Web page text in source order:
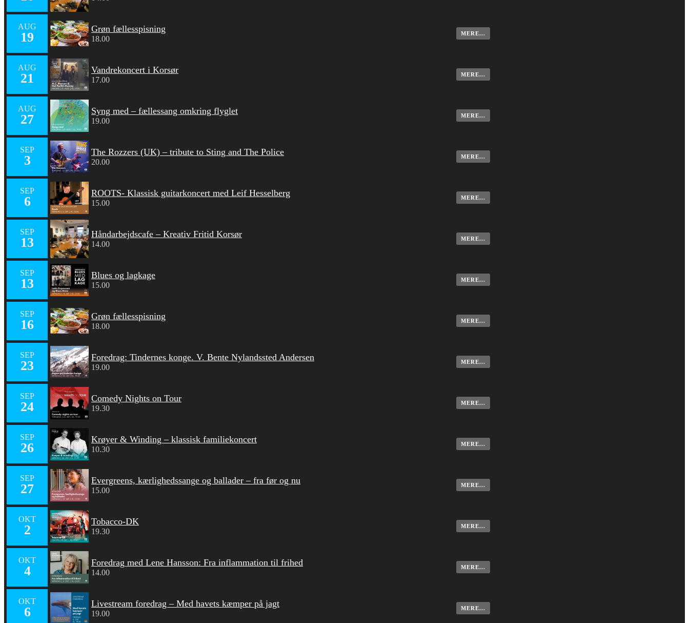
AUG
19
Grøn fællesspisning
18.00
MERE...
AUG
21
Vandrekoncert i Korsør
17.00
MERE...
AUG
27
Syng med – fællessang omkring flyglet
19.00
MERE...
SEP
3
The Rozzers (UK) – tribute to Sting and The Police
20.00
MERE...
SEP
6
ROOTS- Klassisk guitarkoncert med Leif Hesselberg
15.00
MERE...
SEP
13
Håndarbejdscafe – Kreativ Fritid Korsør
14.00
MERE...
SEP
13
Blues og lagkage
15.00
MERE...
SEP
16
Grøn fællesspisning
18.00
MERE...
SEP
23
Foredrag: Tindernes konge. V. Bente Nylandssted Andersen
19.00
MERE...
SEP
24
Comedy Nights on Tour
19.30
MERE...
SEP
26
Krøyer & Winding – klassisk familiekoncert
10.30
MERE...
SEP
27
Evergreens, kærlighedssange og ballader – fra før og nu
15.00
MERE...
OKT
2
Tobacco-DK
19.30
MERE...
OKT
4
Foredrag med Lene Hansson: Fra inflammation til frihed
14.00
MERE...
OKT
6
Livestream foredrag – Med havets kæmper på jagt
19.00
MERE...